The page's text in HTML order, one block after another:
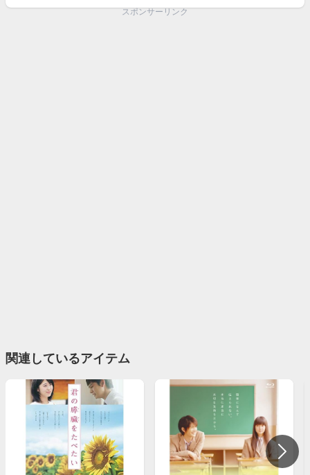
スポンサーリンク
関連しているアイテム